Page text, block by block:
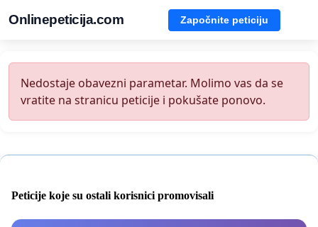
Onlinepeticija.com Započnite peticiju
Nedostaje obavezni parametar. Molimo vas da se
vratite na stranicu peticije i pokušate ponovo.
Peticije koje su ostali korisnici promovisali